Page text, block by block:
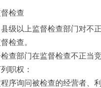
检查
级以上监督检查部门对不
检查。
查部门在监督检查不正当
职权：
程序询问被检查的经营者、